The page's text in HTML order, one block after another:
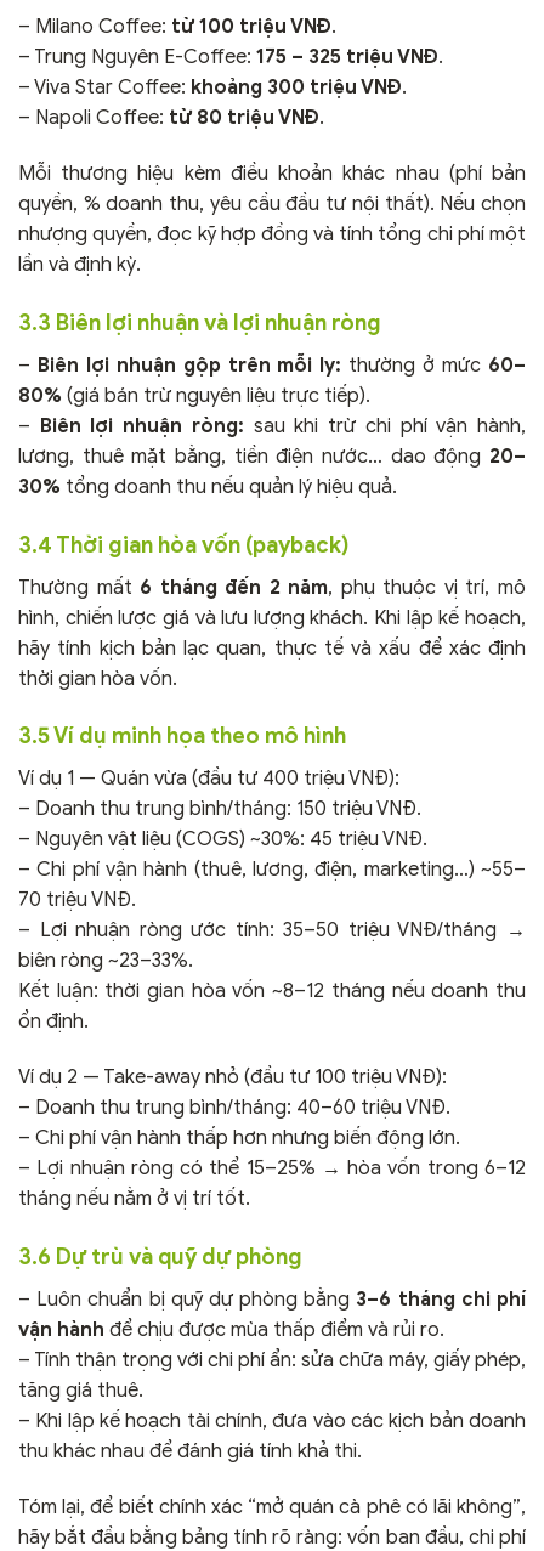
– Milano Coffee: từ 100 triệu VNĐ.
– Trung Nguyên E-Coffee: 175 – 325 triệu VNĐ.
– Viva Star Coffee: khoảng 300 triệu VNĐ.
– Napoli Coffee: từ 80 triệu VNĐ.
Mỗi thương hiệu kèm điều khoản khác nhau (phí bản
quyền, % doanh thu, yêu cầu đầu tư nội thất). Nếu chọn
nhượng quyền, đọc kỹ hợp đồng và tính tổng chi phí một
lần và định kỳ.
3.3 Biên lợi nhuận và lợi nhuận ròng
– Biên lợi nhuận gộp trên mỗi ly: thường ở mức 60–
80% (giá bán trừ nguyên liệu trực tiếp).
– Biên lợi nhuận ròng: sau khi trừ chi phí vận hành,
lương, thuê mặt bằng, tiền điện nước… dao động 20–
30% tổng doanh thu nếu quản lý hiệu quả.
3.4 Thời gian hòa vốn (payback)
Thường mất 6 tháng đến 2 năm, phụ thuộc vị trí, mô
hình, chiến lược giá và lưu lượng khách. Khi lập kế hoạch,
hãy tính kịch bản lạc quan, thực tế và xấu để xác định
thời gian hòa vốn.
3.5 Ví dụ minh họa theo mô hình
Ví dụ 1 — Quán vừa (đầu tư 400 triệu VNĐ):
– Doanh thu trung bình/tháng: 150 triệu VNĐ.
– Nguyên vật liệu (COGS) ~30%: 45 triệu VNĐ.
– Chi phí vận hành (thuê, lương, điện, marketing…) ~55–
70 triệu VNĐ.
– Lợi nhuận ròng ước tính: 35–50 triệu VNĐ/tháng →
biên ròng ~23–33%.
Kết luận: thời gian hòa vốn ~8–12 tháng nếu doanh thu
ổn định.
Ví dụ 2 — Take-away nhỏ (đầu tư 100 triệu VNĐ):
– Doanh thu trung bình/tháng: 40–60 triệu VNĐ.
– Chi phí vận hành thấp hơn nhưng biến động lớn.
– Lợi nhuận ròng có thể 15–25% → hòa vốn trong 6–12
tháng nếu nằm ở vị trí tốt.
3.6 Dự trù và quỹ dự phòng
– Luôn chuẩn bị quỹ dự phòng bằng 3–6 tháng chi phí
vận hành để chịu được mùa thấp điểm và rủi ro.
– Tính thận trọng với chi phí ẩn: sửa chữa máy, giấy phép,
tăng giá thuê.
– Khi lập kế hoạch tài chính, đưa vào các kịch bản doanh
thu khác nhau để đánh giá tính khả thi.
Tóm lại, để biết chính xác “mở quán cà phê có lãi không”,
hãy bắt đầu bằng bảng tính rõ ràng: vốn ban đầu, chi phí